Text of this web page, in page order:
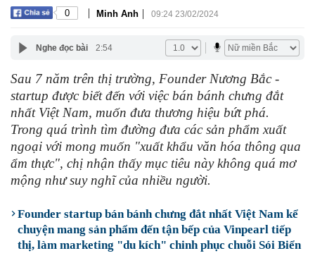
0 | Minh Anh | 09:24 23/02/2024
Nghe đọc bài 2:54
Sau 7 năm trên thị trường, Founder Nương Bắc -
startup được biết đến với việc bán bánh chưng đắt
nhất Việt Nam, muốn đưa thương hiệu bứt phá.
Trong quá trình tìm đường đưa các sản phẩm xuất
ngoại với mong muốn "xuất khẩu văn hóa thông qua
ẩm thực", chị nhận thấy mục tiêu này không quá mơ
mộng như suy nghĩ của nhiều người.
Founder startup bán bánh chưng đắt nhất Việt Nam kể
chuyện mang sản phẩm đến tận bếp của Vinpearl tiếp
thị, làm marketing "du kích" chinh phục chuỗi Sói Biển